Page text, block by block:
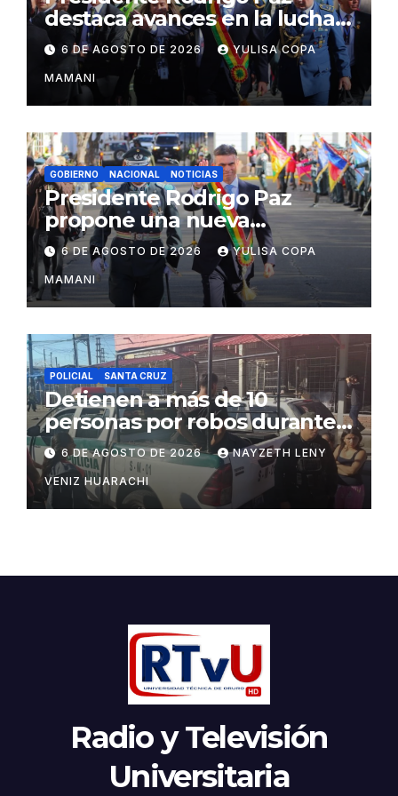
destaca avances en la lucha
contra el narcotráfico
6 DE AGOSTO DE 2026 YULISA COPA
MAMANI
GOBIERNO NACIONAL NOTICIAS
Presidente Rodrigo Paz
propone una nueva
gobernabilidad basada en
acuerdos institucionales
6 DE AGOSTO DE 2026 YULISA COPA
MAMANI
POLICIAL SANTA CRUZ
Detienen a más de 10
personas por robos durante
incendio en Barrio Lindo
6 DE AGOSTO DE 2026 NAYZETH LENY
VENIZ HUARACHI
Radio y Televisión
Universitaria